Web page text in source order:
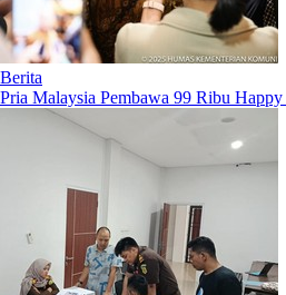
Berita
Pria Malaysia Pembawa 99 Ribu